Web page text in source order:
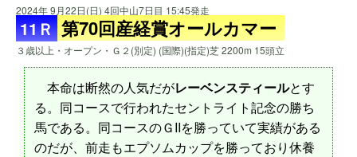
2024年 9月22日(日) 4回中山7日目 15:45発走
11Ｒ 第70回産経賞オールカマー
３歳以上・オープン・Ｇ２(別定) (国際)(指定)芝 2200m 15頭立
本命は断然の人気だがレーベンスティールとす
る。同コースで行われたセントライト記念の勝ち
馬である。同コースのＧIIを勝っていて実績がある
のだが、前走もエプソムカップを勝っており休養